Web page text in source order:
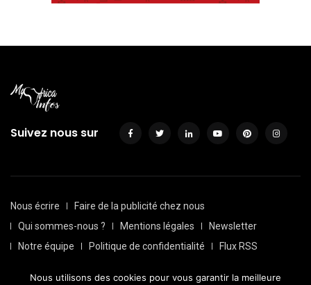
Suivez nous sur
Nous écrire
Faire de la publicité chez nous
Qui sommes-nous ?
Mentions légales
Newsletter
Notre équipe
Politique de confidentialité
Flux RSS
Nous utilisons des cookies pour vous garantir la meilleure